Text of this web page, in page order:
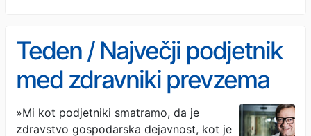
Teden / Največji podjetnik
med zdravniki prevzema
lobistični klub
»Mi kot podjetniki smatramo, da je
zdravstvo gospodarska dejavnost, kot je